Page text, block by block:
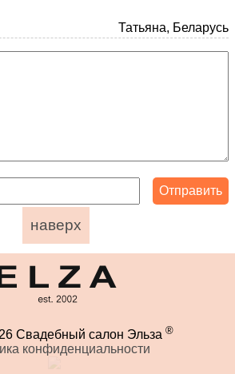
Татьяна, Беларусь
наверх
Свадебный салон Эльза ®
конфиденциальности